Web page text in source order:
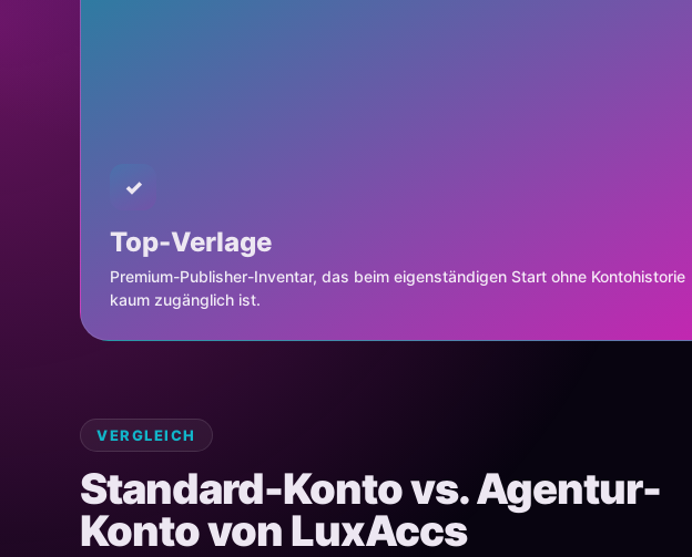
✓
Top-Verlage
Premium-Publisher-Inventar, das beim eigenständigen Start ohne Kontohistorie
kaum zugänglich ist.
VERGLEICH
Standard-Konto vs. Agentur-
Konto von LuxAccs